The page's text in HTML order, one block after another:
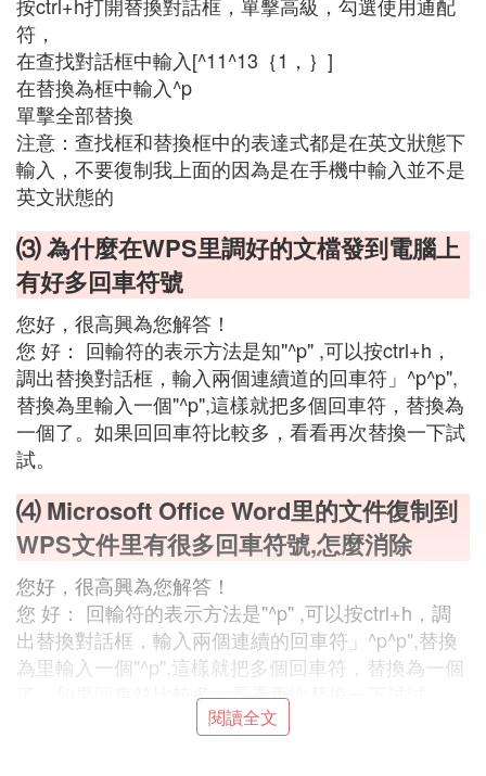
符，
在查找對話框中輸入[^11^13｛1，｝]
在替換為框中輸入^p
單擊全部替換
注意：查找框和替換框中的表達式都是在英文狀態下
輸入，不要復制我上面的因為是在手機中輸入並不是
英文狀態的
⑶ 為什麼在WPS里調好的文檔發到電腦上
有好多回車符號
您好，很高興為您解答！
您 好： 回輸符的表示方法是知"^p" ,可以按ctrl+h，
調出替換對話框，輸入兩個連續道的回車符」^p^p",
替換為里輸入一個"^p",這樣就把多個回車符，替換為
一個了。如果回回車符比較多，看看再次替換一下試
試。
⑷ Microsoft Office Word里的文件復制到
WPS文件里有很多回車符號,怎麼消除
您好，很高興為您解答！
您 好： 回輸符的表示方法是"^p" ,可以按ctrl+h，調
出替換對話框，輸入兩個連續的回車符」^p^p",替換
為里輸入一個"^p",這樣就把多個回車符，替換為一個
了。如果回車符比較多，看看再次替換一下試試。
如有疑問，請點擊我的頭像提問。祝您生活愉快！
閱讀全文